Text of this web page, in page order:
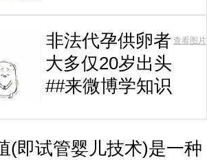
非法代孕供卵者
大多仅20岁出头
##来微博学知识
查看图片
(即试管婴儿技术)是一种